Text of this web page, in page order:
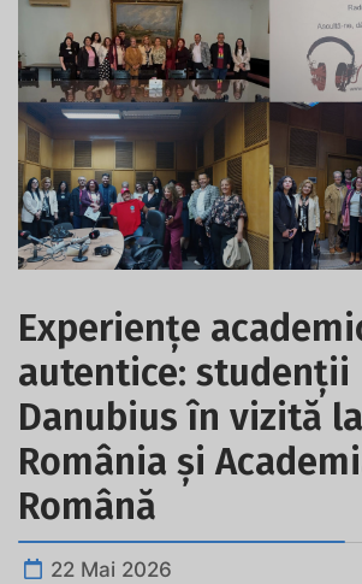
Experiențe
autentice: studenții
Danubius în vizită
România și
Română
22 Mai 2026